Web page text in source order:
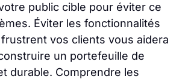
public cible pour éviter ce
Éviter les fonctionnalités
vos clients vous aidera
un portefeuille de
durable. Comprendre les